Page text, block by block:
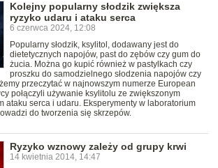
Kolejny popularny słodzik zwiększa
ryzyko udaru i ataku serca
6 czerwca 2024, 12:08
Popularny słodzik, ksylitol, dodawany jest do
dietetycznych napojów, past do zębów czy gum do
żucia. Można go kupić również w pastylkach czy
proszku do samodzielnego słodzenia napojów czy
przeczytać w najnowszym numerze European
połączyli używanie ksylitolu ze zwiększonym
ataku serca i udaru. Eksperymenty w laboratorium
do tworzenia się skrzepów.
Ryzyko wznowy zależy od grupy krwi
14 kwietnia 2014, 14:47